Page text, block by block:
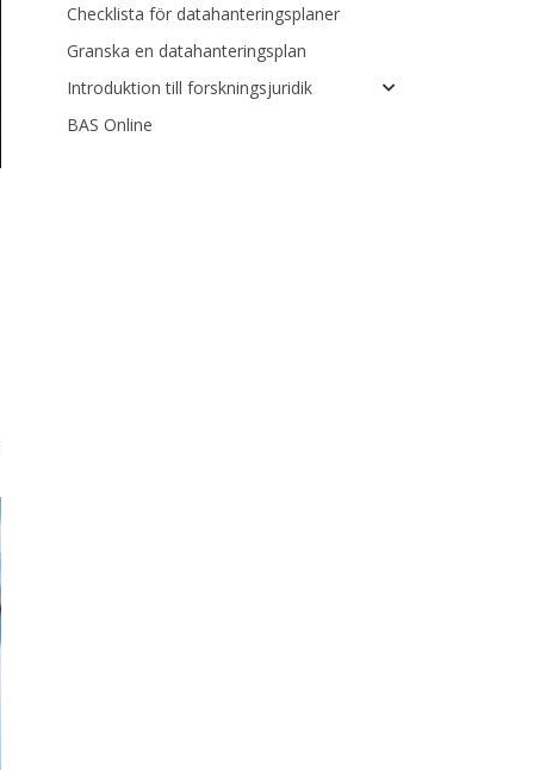
Checklista för datahanteringsplaner
Granska en datahanteringsplan
Introduktion till forskningsjuridik
BAS Online